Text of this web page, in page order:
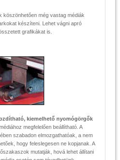
köszönhetően még vastag médiák
készíteni. Lehet vágni apró
grafikákat is.
kiemelhető nyomógörgők
megfelelően beállítható. A
szabadon elmozgathatóak, a nem
hogy feleslegesen ne kopjanak. A
mutatják, hová lehet állítani